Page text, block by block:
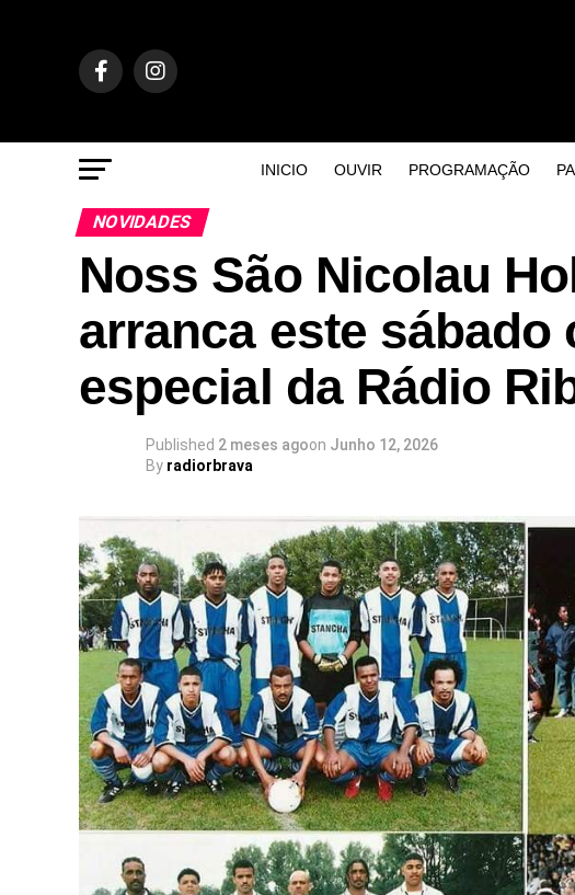
INICIO OUVIR PROGRAMAÇÃO
NOVIDADES
Noss São Nicolau
arranca este
especial da Rádio
Published 2 meses agoon Junho 12, 2026
By radiorbrava